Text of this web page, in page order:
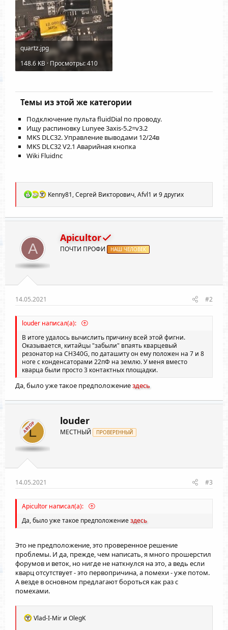
quartz.jpg
148.6 KB · Просмотры: 410
Темы из этой же категории
Подключение пульта fluidDial по проводу.
Ищу распиновку Lunyee 3axis-5.2=v3.2
MKS DLC32. Управление выводами 12/24в
MKS DLC32 V2.1 Аварийная кнопка
Wiki Fluidnc
Р
а
к
Kenny81,Сергей Викторович,Afvl1 и 9 других
A
Apicultor
ПОЧТИ ПРОФИ НАШ ЧЕЛОВЕК
14.05.2021 #2
louder написал(а):
В итоге удалось вычислить причину всей этой фигни.
Оказывается, китайцы "забыли" впаять кварцевый
резонатор на CH340G, по даташиту он ему положен на 7 и 8
ноге с конденсаторами 22пФ на землю. У меня вместо
кварца были просто 3 контактных площадки.
Да, было уже такое предположениездесь
АВТОР
L
louder
МЕСТНЫЙ ПРОВЕРЕННЫЙ
14.05.2021 #3
Apicultor написал(а):
Да, было уже такое предположениездесь
Это не предположение, это проверенное решение
проблемы. И да, прежде, чем написать, я много прошерстил
форумов и веток, но нигде не наткнулся на это, а ведь если
кварц отсутствует - это первопричина, а помехи - уже потом.
А везде в основном предлагают бороться как раз с
помехами.
РVlad-I-Mir и OlegK